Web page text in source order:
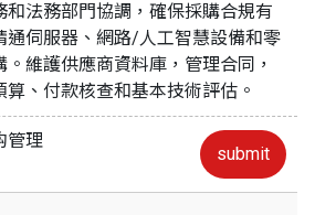
和法務部門協調，確保採購合規有
通伺服器、網路/人工智慧設備和零
。維護供應商資料庫，管理合同，
算、付款核查和基本技術評估。
管理
submit